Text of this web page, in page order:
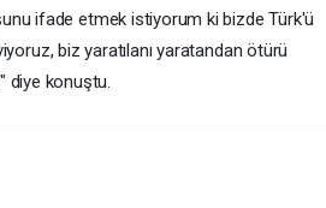
ifade etmek istiyorum ki bizde Türk'ü
biz yaratılanı yaratandan ötürü
diye konuştu.